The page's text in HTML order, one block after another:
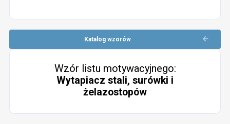
Katalog wzorów
Wzór listu motywacyjnego:
Wytapiacz stali, surówki i
żelazostopów